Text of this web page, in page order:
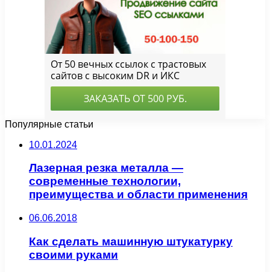
Популярные статьи
10.01.2024
Лазерная резка металла —
современные технологии,
преимущества и области применения
06.06.2018
Как сделать машинную штукатурку
своими руками